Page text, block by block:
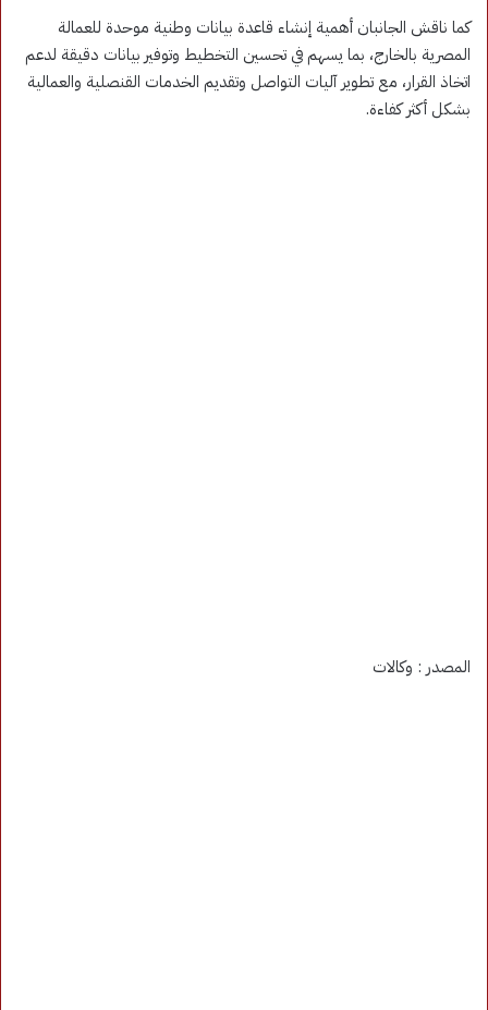
كما ناقش الجانبان أهمية إنشاء قاعدة بيانات وطنية موحدة للعمالة
المصرية بالخارج، بما يسهم في تحسين التخطيط وتوفير بيانات دقيقة لدعم
اتخاذ القرار، مع تطوير آليات التواصل وتقديم الخدمات القنصلية والعمالية
بشكل أكثر كفاءة.
المصدر : وكالات